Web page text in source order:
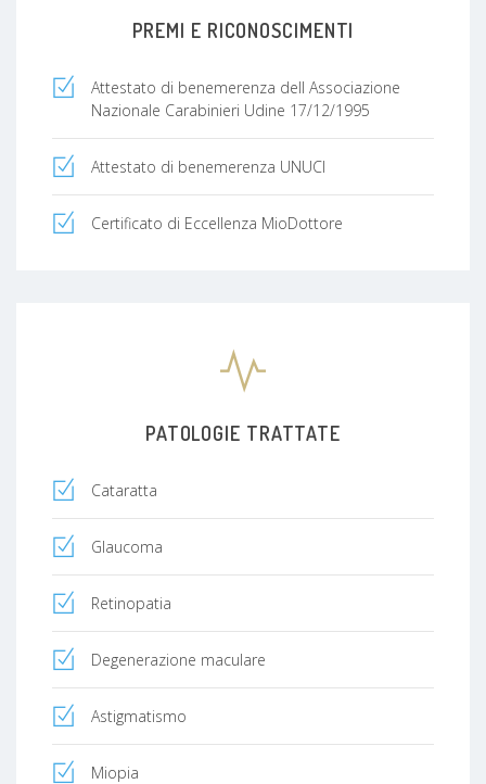
PREMI E RICONOSCIMENTI
Attestato di benemerenza dell Associazione
Nazionale Carabinieri Udine 17/12/1995
Attestato di benemerenza UNUCI
Certificato di Eccellenza MioDottore
PATOLOGIE TRATTATE
Cataratta
Glaucoma
Retinopatia
Degenerazione maculare
Astigmatismo
Miopia